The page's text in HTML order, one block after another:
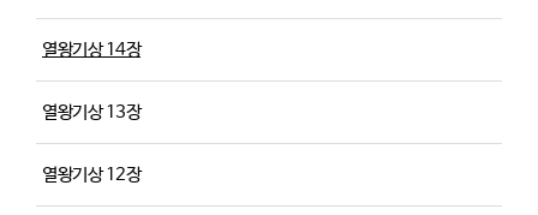
열왕기상 14장
열왕기상 13장
열왕기상 12장